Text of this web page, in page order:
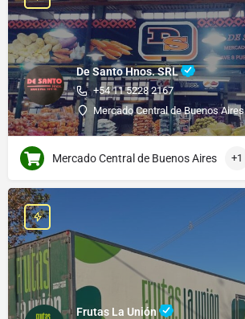
De Santo Hnos. SRL
+54 11 5228 2167
Mercado Central de Buenos Aires
Mercado Central de Buenos Aires +1
Frutas La Unión